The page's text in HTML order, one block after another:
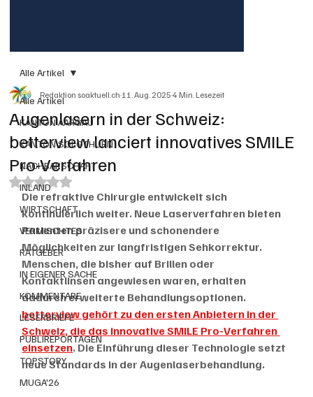
Alle Artikel
KANTON AARGAU
KANTON SOLOTHURN
NACHBARSCHAFT
INLAND
WIRTSCHAFT
VERMISCHTES
RATGEBER
IN EIGENER SACHE
KOMMENTARE
LESERBRIEFE
PUBLIREPORTAGEN
TOPSTORY
MUGA'26
Alle Artikel
Augenlasern in der Schweiz:
betterview lanciert innovatives SMILE
Pro-Verfahren
Redaktion soaktuell.ch11. Aug. 20254 Min. Lesezeit
Mit NaN von 5 Sternen bewertet.
Die refraktive Chirurgie entwickelt sich
kontinuierlich weiter. Neue Laserverfahren bieten
Patienten präzisere und schonendere
Möglichkeiten zur langfristigen Sehkorrektur.
Menschen, die bisher auf Brillen oder
Kontaktlinsen angewiesen waren, erhalten
dadurch erweiterte Behandlungsoptionen.
betterview gehört zu den ersten Anbietern in der
Schweiz, die das innovative SMILE Pro-Verfahren
einsetzen. Die Einführung dieser Technologie setzt
neue Standards in der Augenlaserbehandlung.